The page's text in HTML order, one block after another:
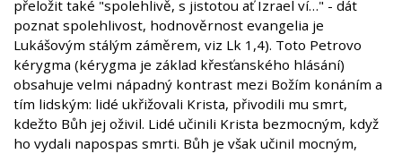
přeložit také "spolehlivě, s jistotou ať Izrael ví…" - dát
poznat spolehlivost, hodnověrnost evangelia je
Lukášovým stálým záměrem, viz Lk 1,4). Toto Petrovo
kérygma (kérygma je základ křesťanského hlásání)
obsahuje velmi nápadný kontrast mezi Božím konáním a
tím lidským: lidé ukřižovali Krista, přivodili mu smrt,
kdežto Bůh jej oživil. Lidé učinili Krista bezmocným, když
ho vydali napospas smrti. Bůh je však učinil mocným,